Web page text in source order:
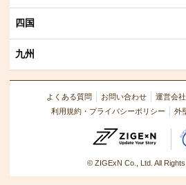
四国
九州
よくある質問 お問い合わせ 運営会社
利用規約・プライバシーポリシー
外
© ZIGExN Co., Ltd. All